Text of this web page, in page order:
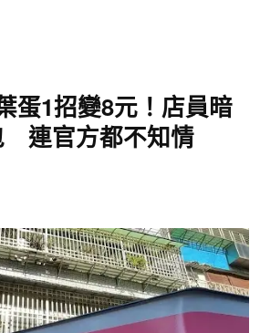
蛋1招變8元！店員暗
連官方都不知情